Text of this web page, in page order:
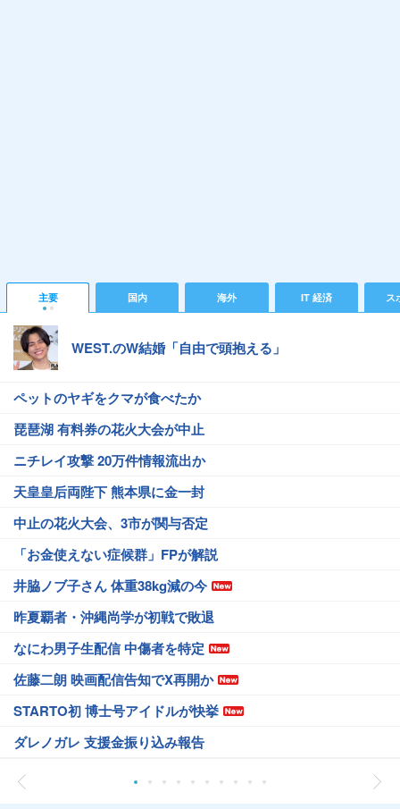
主要 国内 海外 IT 経済 ス
WEST.のW結婚「自由で頭抱える」
ペットのヤギをクマが食べたか
琵琶湖 有料券の花火大会が中止
ニチレイ攻撃 20万件情報流出か
天皇皇后両陛下 熊本県に金一封
中止の花火大会、3市が関与否定
「お金使えない症候群」FPが解説
井脇ノブ子さん 体重38kg減の今
昨夏覇者・沖縄尚学が初戦で敗退
なにわ男子生配信 中傷者を特定
佐藤二朗 映画配信告知でX再開か
STARTO初 博士号アイドルが快挙
ダレノガレ 支援金振り込み報告